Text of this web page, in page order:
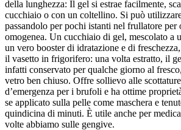
della lunghezza: Il gel si estrae facilmente,
cucchiaio o con un coltellino. Si può
passandolo per pochi istanti nel frullatore per
omogenea. Un cucchiaio di gel, mescolato a
un vero booster di idratazione e di
il vasetto in frigorifero: una volta estratto, il
infatti conservato per qualche giorno al
vetro ben chiuso. Offre sollievo alle
d’emergenza per i brufoli e ha ottime
se applicato sulla pelle come maschera e
quindicina di minuti. È utile anche per
volte abbiamo sulle gengive.